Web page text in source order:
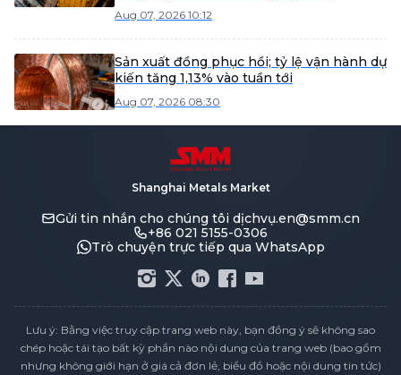
[SMM Analysis]
Aug 07, 2026 10:12
Sản xuất đồng phục hồi; tỷ lệ vận hành dự
kiến tăng 1,13% vào tuần tới
Aug 07, 2026 08:30
Shanghai Metals Market
Gửi tin nhắn cho chúng tôi dịchvụ.en@smm.cn
+86 021 5155-0306
Trò chuyện trực tiếp qua WhatsApp
Lưu ý: Bằng việc truy cập trang web này, bạn đồng ý sẽ không sao
chép hoặc tái tạo bất kỳ phần nào nội dung của trang web (bao gồm
nhưng không giới hạn ở giá cả đơn lẻ, biểu đồ hoặc nội dung tin tức)